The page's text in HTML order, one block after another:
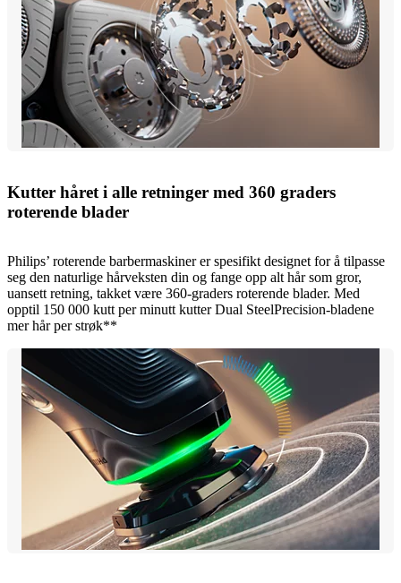
Kutter håret i alle retninger med 360 graders
roterende blader
Philips’ roterende barbermaskiner er spesifikt designet for å tilpasse
seg den naturlige hårveksten din og fange opp alt hår som gror,
uansett retning, takket være 360-graders roterende blader. Med
opptil 150 000 kutt per minutt kutter Dual SteelPrecision-bladene
mer hår per strøk**